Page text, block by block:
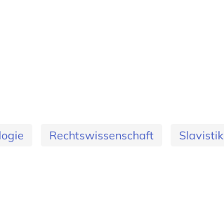
Rechtswissenschaft
Slavistik